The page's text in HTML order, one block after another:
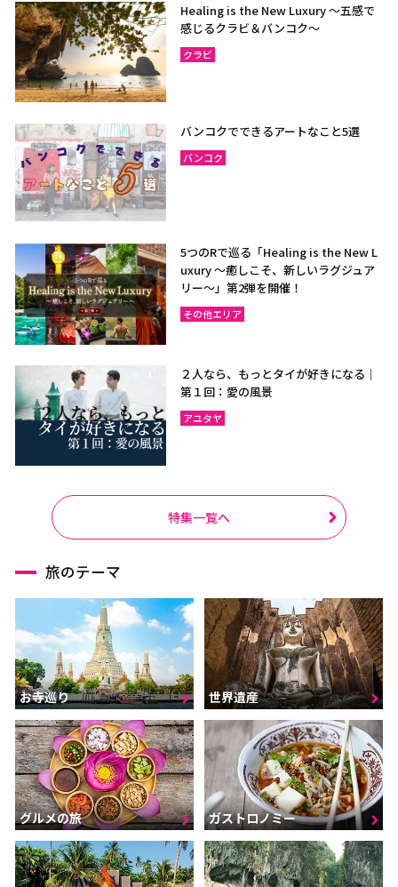
Healing is the New Luxury ～五感で
感じるクラビ＆バンコク～
クラビ
バンコクでできるアートなこと5選
バンコク
5つのRで巡る「Healing is the New L
uxury ～癒しこそ、新しいラグジュア
リー〜」第2弾を開催！
その他エリア
２人なら、もっとタイが好きになる｜
第１回：愛の風景
アユタヤ
特集一覧へ
旅のテーマ
お寺巡り 世界遺産
グルメの旅 ガストロノミー